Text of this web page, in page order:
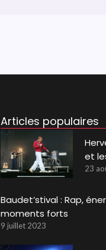
Articles populaires
et
23
Baudet’stival : Rap,
moments forts
9 juillet 2023